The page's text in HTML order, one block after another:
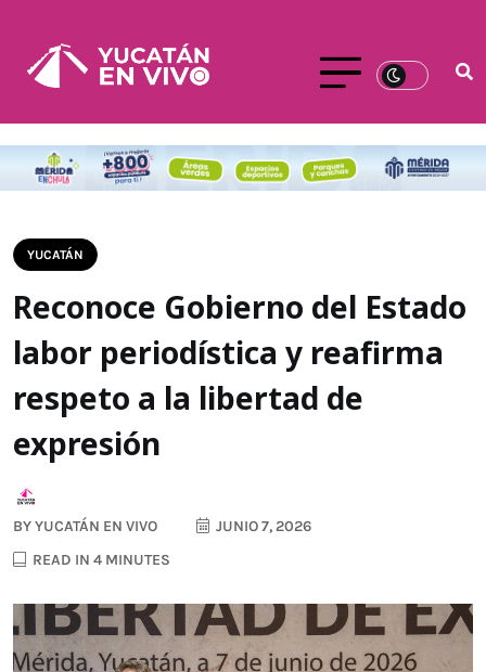
YUCATÁN
Reconoce Gobierno del Estado
labor periodística y reafirma
respeto a la libertad de
expresión
BYYUCATÁN EN VIVO
JUNIO 7, 2026
READ IN 4 MINUTES